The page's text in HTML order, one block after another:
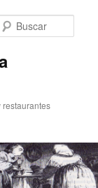
restaurantes